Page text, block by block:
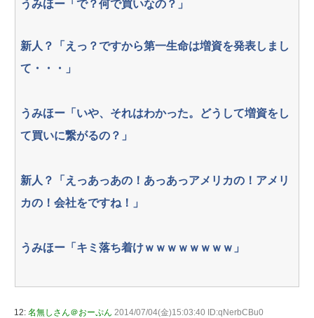
うみほー「で？何で買いなの？」
新人？「えっ？ですから第一生命は増資を発表しまし
て・・・」
うみほー「いや、それはわかった。どうして増資をし
て買いに繋がるの？」
新人？「えっあっあの！あっあっアメリカの！アメリ
カの！会社をですね！」
うみほー「キミ落ち着けｗｗｗｗｗｗｗｗ」
12: 名無しさん＠おーぷん 2014/07/04(金)15:03:40 ID:qNerbCBu0